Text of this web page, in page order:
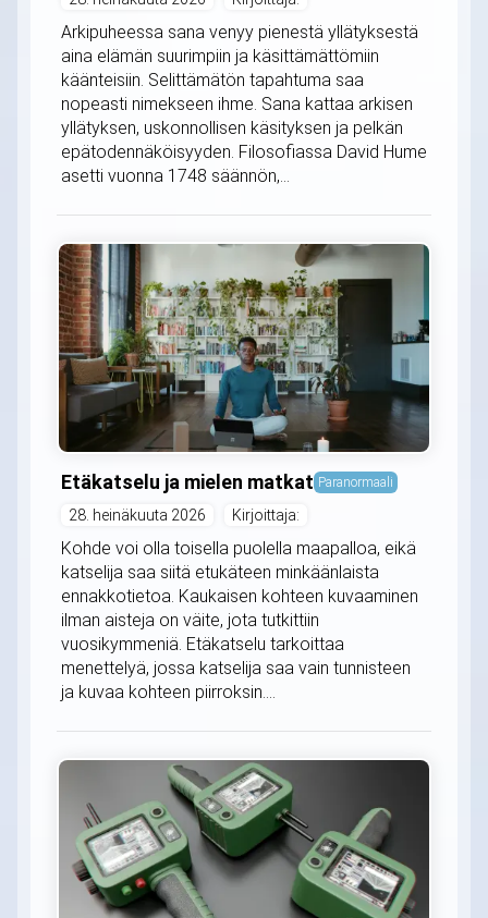
Arkipuheessa sana venyy pienestä yllätyksestä
aina elämän suurimpiin ja käsittämättömiin
käänteisiin. Selittämätön tapahtuma saa
nopeasti nimekseen ihme. Sana kattaa arkisen
yllätyksen, uskonnollisen käsityksen ja pelkän
epätodennäköisyyden. Filosofiassa David Hume
asetti vuonna 1748 säännön,...
Etäkatselu ja mielen matkat Paranormaali
28. heinäkuuta 2026 Kirjoittaja:
Kohde voi olla toisella puolella maapalloa, eikä
katselija saa siitä etukäteen minkäänlaista
ennakkotietoa. Kaukaisen kohteen kuvaaminen
ilman aisteja on väite, jota tutkittiin
vuosikymmeniä. Etäkatselu tarkoittaa
menettelyä, jossa katselija saa vain tunnisteen
ja kuvaa kohteen piirroksin....